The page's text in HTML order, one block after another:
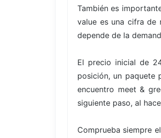
También es
value es una cifra de
depende de la
El precio inicial de
posición, un paquete
encuentro meet &
siguiente paso, al
Comprueba siempre